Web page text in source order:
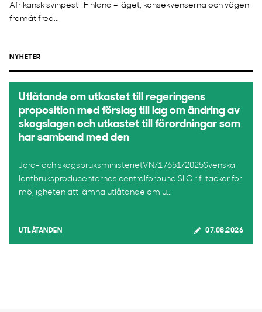
Afrikansk svinpest i Finland – läget, konsekvenserna och vägen
framåt fred...
NYHETER
Utlåtande om utkastet till regeringens
proposition med förslag till lag om ändring av
skogslagen och utkastet till förordningar som
har samband med den
Jord- och skogsbruksministerietVN/17651/2025Svenska
lantbruksproducenternas centralförbund SLC r.f. tackar för
möjligheten att lämna utlåtande om u...
UTLÅTANDEN 07.08.2026